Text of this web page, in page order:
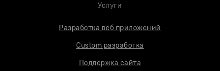
Услуги
Разработка веб приложений
Custom разработка
Поддержка сайта